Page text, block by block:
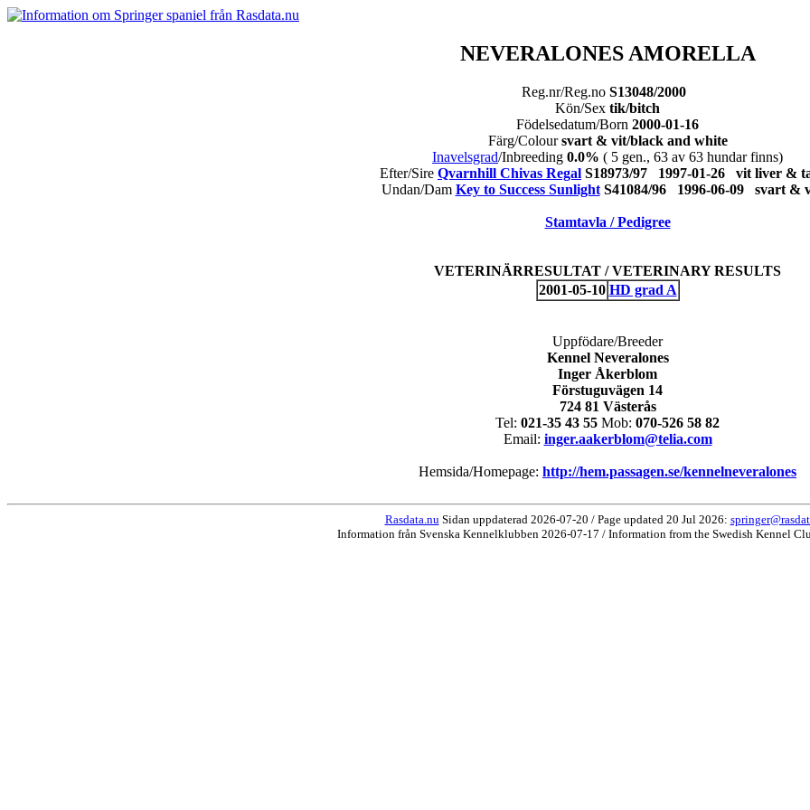
NEVERALONES AMORELLA
Reg.nr/Reg.no S13048/2000
Kön/Sex tik/bitch
Födelsedatum/Born 2000-01-16
Färg/Coloursvart & vit/black and white
Inavelsgrad/Inbreeding 0.0% ( 5 gen., 63 av 63 hundar finns)
Efter/Sire Qvarnhill Chivas Regal S18973/97 1997-01-26 vit liver &
Undan/Dam Key to Success SunlightS41084/96 1996-06-09 svart &
Stamtavla / Pedigree
VETERINÄRRESULTAT / VETERINARY RESULTS
2001-05-10 HD grad A
Uppfödare/Breeder
Kennel Neveralones
Inger Åkerblom
Förstuguvägen 14
724 81 Västerås
Tel: 021-35 43 55 Mob: 070-526 58 82
Email: inger.aakerblom@telia.com
Hemsida/Homepage: http://hem.passagen.se/kennelneveralones
Rasdata.nu Sidan uppdaterad 2026-07-20 / Page updated 20 Jul 2026:
Information från Svenska Kennelklubben 2026-07-17 / Information from the Swedish Kennel